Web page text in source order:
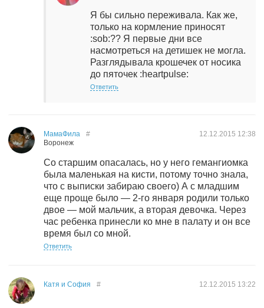
Я бы сильно переживала. Как же,
только на кормление приносят
:sob:?? Я первые дни все
насмотреться на детишек не могла.
Разглядывала крошечек от носика
до пяточек :heartpulse:
Ответить
МамаФила
Воронеж
12.12.2015 12:38
#
Со старшим опасалась, но у него гемангиомка
была маленькая на кисти, потому точно знала,
что с выписки забираю своего) А с младшим
еще проще было — 2-го января родили только
двое — мой мальчик, а вторая девочка. Через
час ребенка принесли ко мне в палату и он все
время был со мной.
Ответить
Катя и София 12.12.2015 13:22
#